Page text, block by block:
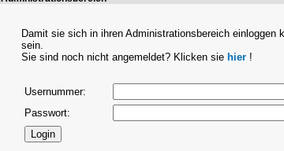
Damit sie sich in ihren Administrationsbereich einloggen
sein.
Sie sind noch nicht angemeldet? Klicken sie hier !
Usernummer:
Passwort: